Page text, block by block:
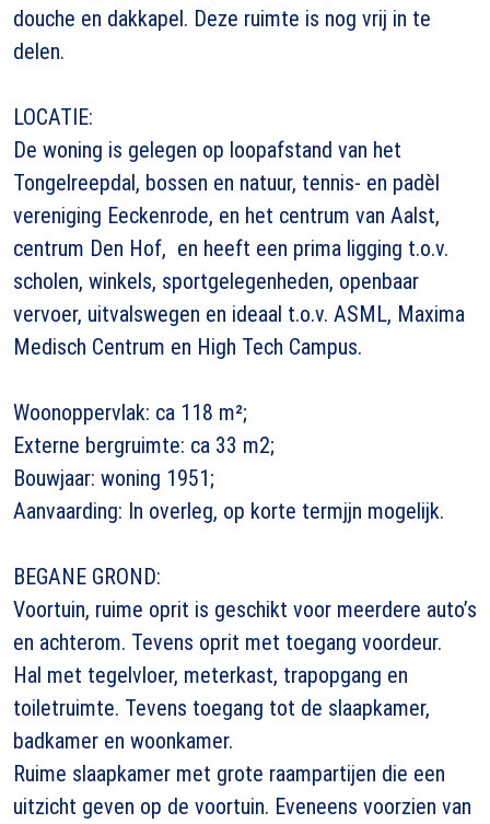
douche en dakkapel. Deze ruimte is nog vrij in te
delen.
LOCATIE:
De woning is gelegen op loopafstand van het
Tongelreepdal, bossen en natuur, tennis- en padèl
vereniging Eeckenrode, en het centrum van Aalst,
centrum Den Hof, en heeft een prima ligging t.o.v.
scholen, winkels, sportgelegenheden, openbaar
vervoer, uitvalswegen en ideaal t.o.v. ASML, Maxima
Medisch Centrum en High Tech Campus.
Woonoppervlak: ca 118 m²;
Externe bergruimte: ca 33 m2;
Bouwjaar: woning 1951;
Aanvaarding: In overleg, op korte termjjn mogelijk.
BEGANE GROND:
Voortuin, ruime oprit is geschikt voor meerdere auto’s
en achterom. Tevens oprit met toegang voordeur.
Hal met tegelvloer, meterkast, trapopgang en
toiletruimte. Tevens toegang tot de slaapkamer,
badkamer en woonkamer.
Ruime slaapkamer met grote raampartijen die een
uitzicht geven op de voortuin. Eveneens voorzien van